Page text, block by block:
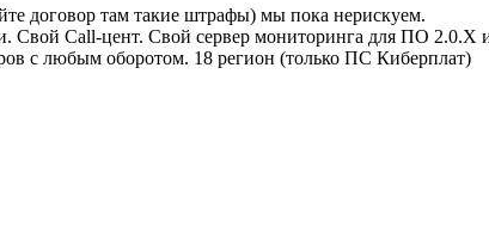
договор там такие штрафы) мы пока нерискуем.
Свой Call-цент. Свой сервер мониторинга для ПО
с любым оборотом. 18 регион (только ПС Киберплат)